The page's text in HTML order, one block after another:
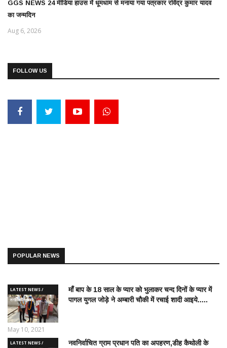
GGS NEWS 24 मीडिया हाउस में धूमधाम से मनाया गया पत्रकार रविंद्र कुमार यादव
का जन्मदिन
Aug 6, 2026
FOLLOW US
POPULAR NEWS
LATEST NEWS /
ताज़ातरीन खबरें
माँ बाप के 18 साल के प्यार को भुलाकर चन्द दिनों के प्यार में
पागल युगल जोड़े ने अम्बारी चौकी में रचाई शादी आइये.....
May 10, 2021
LATEST NEWS /
नवनिर्वाचित ग्राम प्रधान पति का अपहरण,डीह कैथोली के